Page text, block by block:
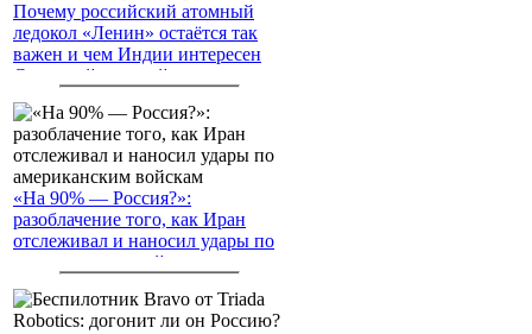
Почему российский атомный
ледокол «Ленин» остаётся так
важен и чем Индии интересен
Северный морской путь
«На 90% — Россия?»:
разоблачение того, как Иран
отслеживал и наносил удары по
американским войскам